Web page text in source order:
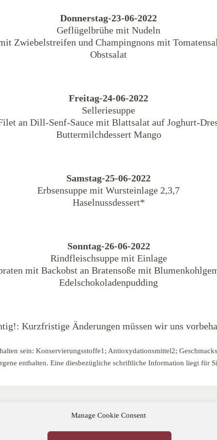
Manage Cookie Consent
Donnerstag-23-06-2022
Geflügelbrühe mit Nudeln
Zwiebelstreifen und Champingnons mit
Obstsalat
Freitag-24-06-2022
Selleriesuppe
an Dill-Senf-Sauce mit Blattsalat auf Joghurt-
Buttermilchdessert Mango
Samstag-25-06-2022
Erbsensuppe mit Wursteinlage 2,3,7
Haselnussdessert*
Sonntag-26-06-2022
Rindfleischsuppe mit Einlage
mit Backobst an Bratensoße mit
Edelschokoladenpudding
Kurzfristige Änderungen müssen wir uns
sein: Konservierungsstoffe1; Antioxydationsmittel2;
enthalten. Eine diesbezügliche schriftliche Information liegt für